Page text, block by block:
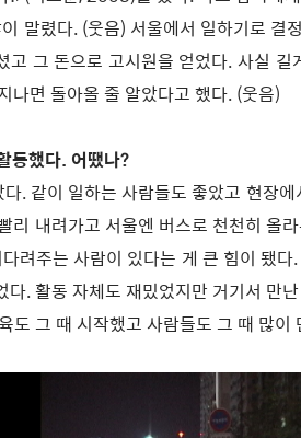
말렸다. (웃음) 서울에서 일하기로 결
그 돈으로 고시원을 얻었다. 사실
나면 돌아올 줄 알았다고 했다. (웃음)
동했다. 어땠나?
. 같이 일하는 사람들도 좋았고 현장
리 내려가고 서울엔 버스로 천천히 올
려주는 사람이 있다는 게 큰 힘이 됐
다. 활동 자체도 재밌었지만 거기서 만
도 그 때 시작했고 사람들도 그 때 많이